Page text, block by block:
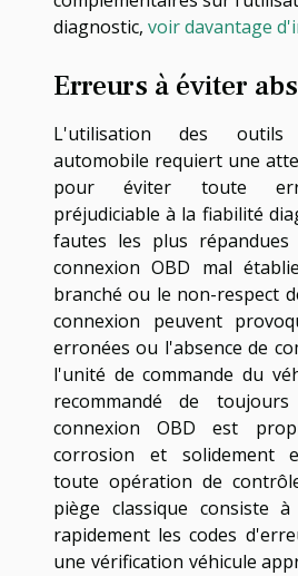
diagnostic, voir davantage
Erreurs à éviter
L'utilisation des outils
automobile requiert une
pour éviter toute
préjudiciable à la fiabilité
fautes les plus répandues
connexion OBD mal
branché ou le non-respect
connexion peuvent
erronées ou l'absence de
l'unité de commande du
recommandé de
connexion OBD est
corrosion et solidement
toute opération de
piège classique consiste
rapidement les codes
une vérification véhicule